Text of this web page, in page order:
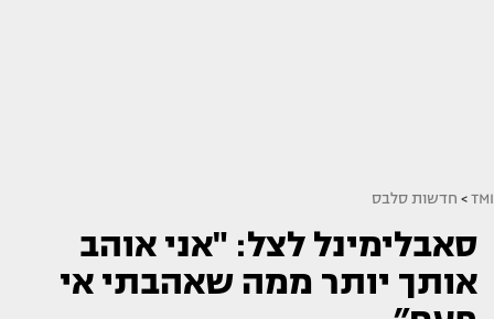
TMI
> חדשות סלבס
סאבלימינל לצל: "אני אוהב
אותך יותר ממה שאהבתי אי